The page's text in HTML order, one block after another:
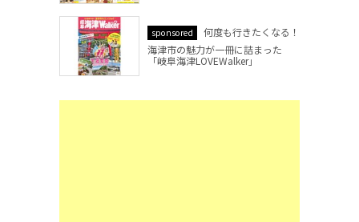
sponsored
何度も行きたくなる！
海津市の魅力が一冊に詰まった
「岐阜海津LOVEWalker」